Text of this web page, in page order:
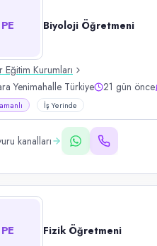
PE Biyoloji Öğretmeni
Eğitim Kurumları
Yenimahalle Türkiye
21 gün önce
İş Yerinde
kanalları
PE Fizik Öğretmeni